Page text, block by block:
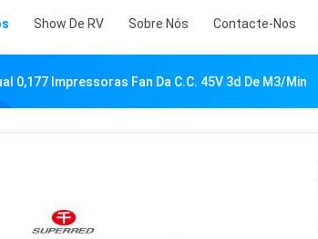
Show De RV Sobre Nós Contacte-Nos
0,177 Impressoras Fan Da C.C. 45V 3d De M3/Min